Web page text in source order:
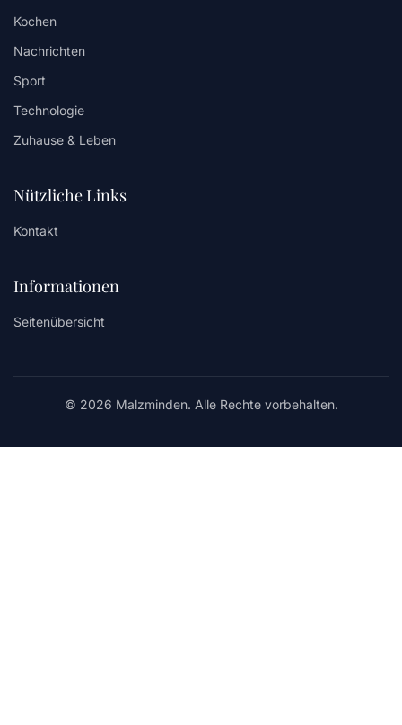
Kochen
Nachrichten
Sport
Technologie
Zuhause & Leben
Nützliche Links
Kontakt
Informationen
Seitenübersicht
© 2026 Malzminden. Alle Rechte vorbehalten.